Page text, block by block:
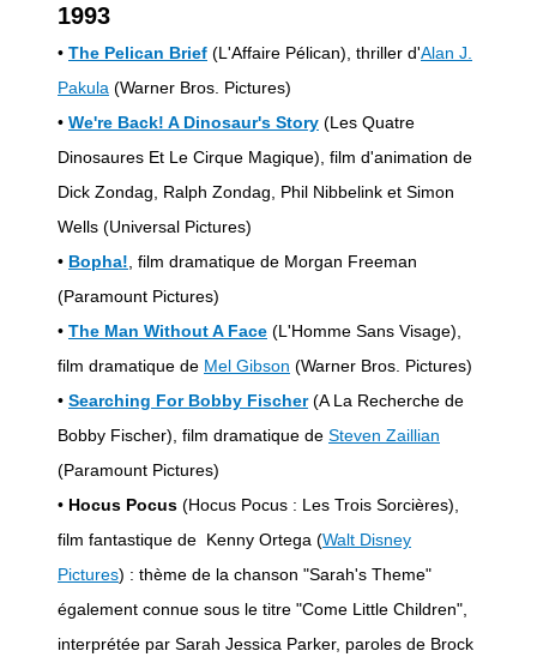
1993
• The Pelican Brief (L'Affaire Pélican), thriller d'Alan J.
Pakula (Warner Bros. Pictures)
• We're Back! A Dinosaur's Story (Les Quatre
Dinosaures Et Le Cirque Magique), film d'animation de
Dick Zondag, Ralph Zondag, Phil Nibbelink et Simon
Wells (Universal Pictures)
• Bopha! , film dramatique de Morgan Freeman
(Paramount Pictures)
• The Man Without A Face (L'Homme Sans Visage),
film dramatique de Mel Gibson (Warner Bros. Pictures)
• Searching For Bobby Fischer(A La Recherche de
Bobby Fischer), film dramatique de Steven Zaillian
(Paramount Pictures)
• Hocus Pocus (Hocus Pocus : Les Trois Sorcières),
film fantastique de Kenny Ortega (Walt Disney
Pictures) : thème de la chanson "Sarah's Theme"
également connue sous le titre "Come Little Children",
interprétée par Sarah Jessica Parker, paroles de Brock